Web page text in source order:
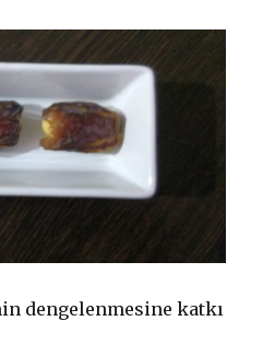
dengelenmesine katkı